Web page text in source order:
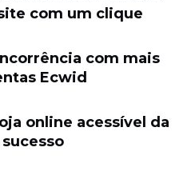
com um clique
com mais
Ecwid
online acessível da